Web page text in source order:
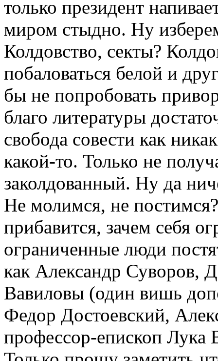
только президент
миром стыдно. Ну
Колдовство, секты?
побаловаться белой и
бы не попробовать
благо литературы
свобода совести как
какой-то. Только не
заколдованный. Ну да
Не молимся, не
прибавится, зачем себя
ограниченные люди
как Александр Суворов,
Вавиловы (один вишь
Федор Достоевский,
профессор-епископ Лука